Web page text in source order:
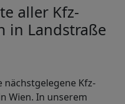
aller Kfz-
in Landstraße
nächstgelegene Kfz-
Wien. In unserem